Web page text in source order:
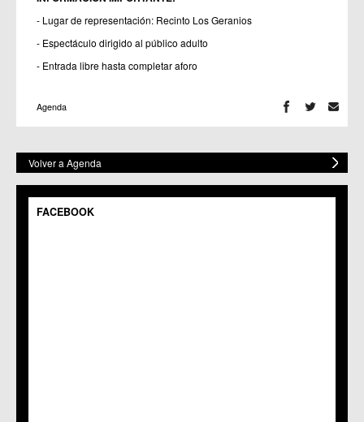
- Lugar de representación: Recinto Los Geranios
- Espectáculo dirigido al público adulto
- Entrada libre hasta completar aforo
Agenda
Volver a Agenda
FACEBOOK